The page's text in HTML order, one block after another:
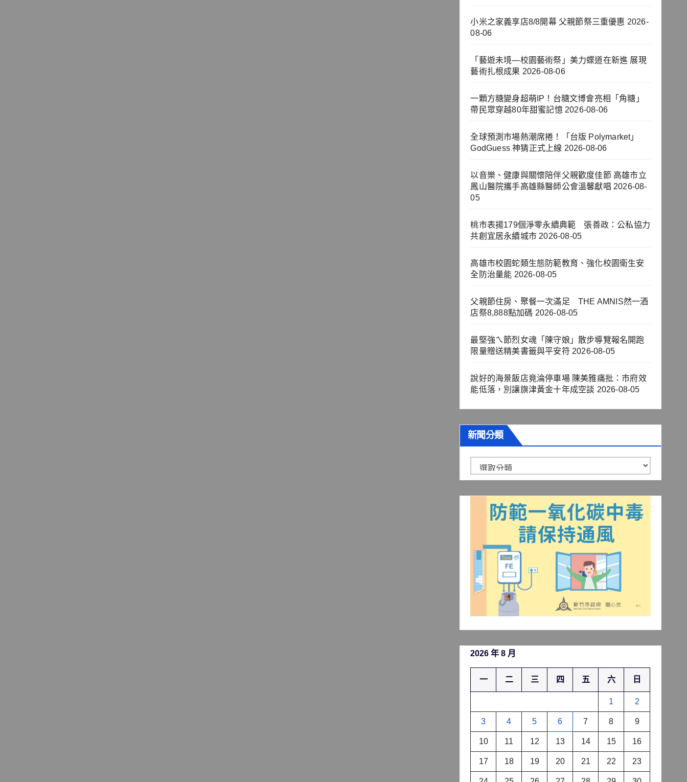
小米之家義享店8/8開幕 父親節祭三重優惠 2026-
08-06
「藝遊未境—校園藝術祭」美力蝶道在新進 展現
藝術扎根成果 2026-08-06
一顆方糖變身超萌IP！台糖文博會亮相「角糖」
帶民眾穿越80年甜蜜記憶 2026-08-06
全球預測市場熱潮席捲！「台版 Polymarket」
GodGuess 神猜正式上線 2026-08-06
以音樂、健康與關懷陪伴父親歡度佳節 高雄市立
鳳山醫院攜手高雄縣醫師公會溫馨獻唱 2026-08-
05
桃市表揚179個淨零永續典範 張善政：公私協力
共創宜居永續城市 2026-08-05
高雄市校園蛇類生態防範教育、強化校園衛生安
全防治量能 2026-08-05
父親節住房、聚餐一次滿足 THE AMNIS然一酒
店祭8,888點加碼 2026-08-05
最堅強ㄟ節烈女魂「陳守娘」散步導覽報名開跑
限量贈送精美書籤與平安符 2026-08-05
說好的海景飯店竟淪停車場 陳美雅痛批：市府效
能低落，別讓旗津黃金十年成空談 2026-08-05
新聞分類
聞
分
2026 年 8 月
一 二 三 四 五 六 日
1 2
3 4 5 6 7 8 9
10 11 12 13 14 15 16
17 18 19 20 21 22 23